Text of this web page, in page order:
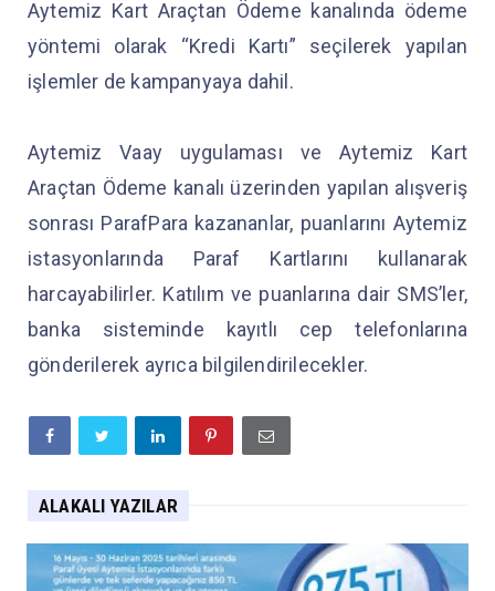
Aytemiz Kart Araçtan Ödeme kanalında ödeme
yöntemi olarak “Kredi Kartı” seçilerek yapılan
işlemler de kampanyaya dahil.
Aytemiz Vaay uygulaması ve Aytemiz Kart
Araçtan Ödeme kanalı üzerinden yapılan alışveriş
sonrası ParafPara kazananlar, puanlarını Aytemiz
istasyonlarında Paraf Kartlarını kullanarak
harcayabilirler. Katılım ve puanlarına dair SMS’ler,
banka sisteminde kayıtlı cep telefonlarına
gönderilerek ayrıca bilgilendirilecekler.
ALAKALI YAZILAR